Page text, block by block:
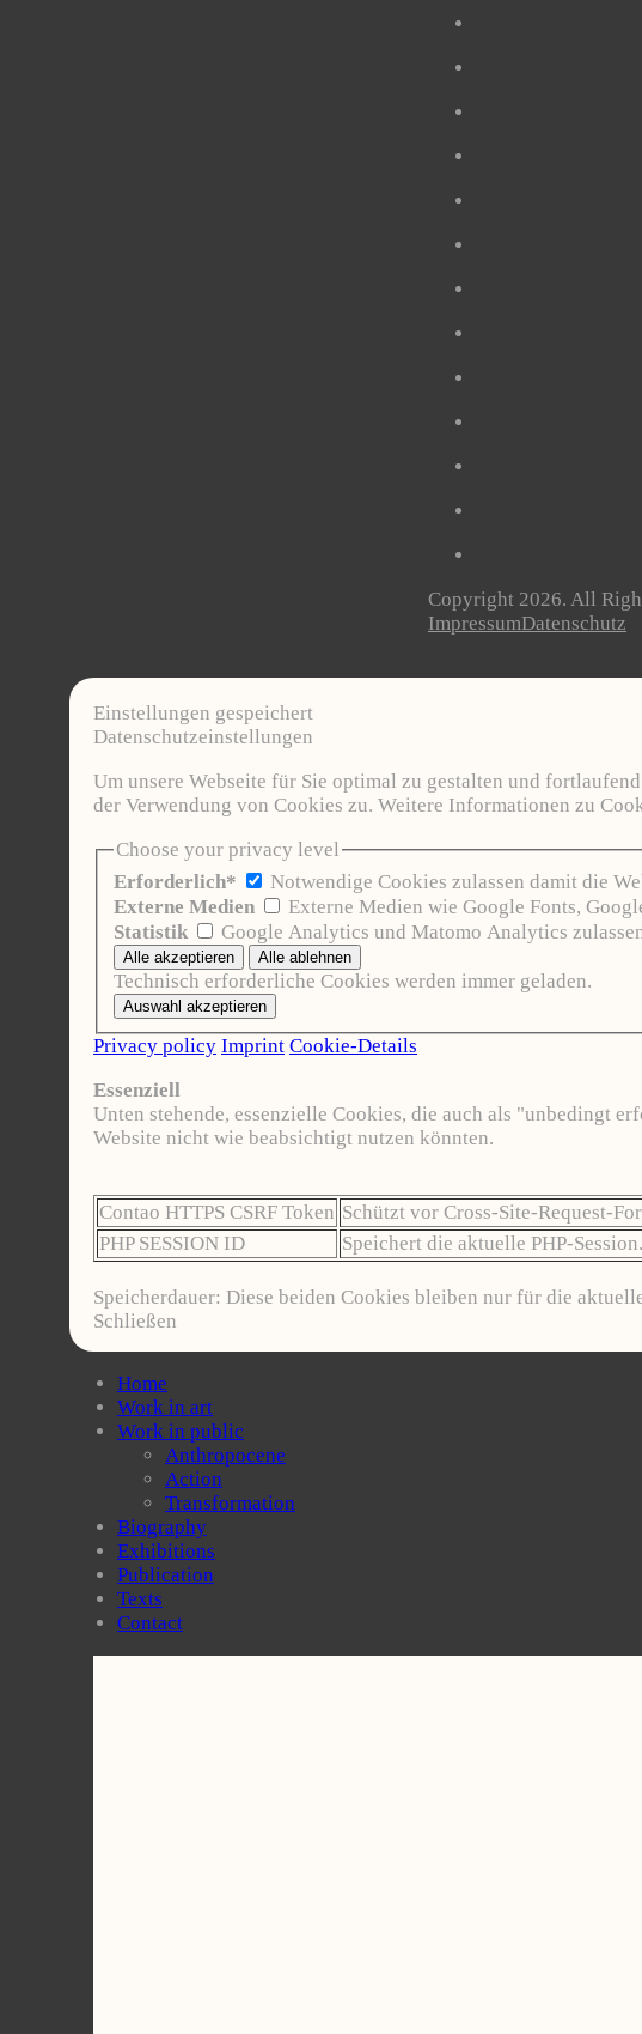
Copyright 2026. All
ImpressumDatenschutz
Einstellungen gespeichert
Datenschutzeinstellungen
Um unsere Webseite für Sie optimal zu gestalten und
der Verwendung von Cookies zu. Weitere Informationen zu
Choose your privacy level
Erforderlich*
Notwendige Cookies zulassen damit die
Externe Medien
Externe Medien wie Google Fonts,
Statistik
Google Analytics und Matomo Analytics
Technisch erforderliche Cookies werden immer geladen.
Privacy policy Imprint Cookie-Details
Essenziell
Unten stehende, essenzielle Cookies, die auch als "unbedingt
Website nicht wie beabsichtigt nutzen könnten.
Contao HTTPS CSRF Token Schützt vor Cross-Site-Request-
PHP SESSION ID
Speichert die aktuelle PHP-Session.
Speicherdauer: Diese beiden Cookies bleiben nur für die
Schließen
Home
Work in art
Work in public
Anthropocene
Action
Transformation
Biography
Exhibitions
Publication
Texts
Contact